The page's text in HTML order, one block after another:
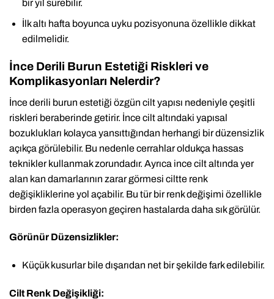
bir yıl sürebilir.
İlk altı hafta boyunca uyku pozisyonuna özellikle dikkat
edilmelidir.
İnce Derili Burun Estetiği Riskleri ve
Komplikasyonları Nelerdir?
İnce derili burun estetiği özgün cilt yapısı nedeniyle çeşitli
riskleri beraberinde getirir. İnce cilt altındaki yapısal
bozuklukları kolayca yansıttığından herhangi bir düzensizlik
açıkça görülebilir. Bu nedenle cerrahlar oldukça hassas
teknikler kullanmak zorundadır. Ayrıca ince cilt altında yer
alan kan damarlarının zarar görmesi ciltte renk
değişikliklerine yol açabilir. Bu tür bir renk değişimi özellikle
birden fazla operasyon geçiren hastalarda daha sık görülür.
Görünür Düzensizlikler:
Küçük kusurlar bile dışarıdan net bir şekilde fark edilebilir.
Cilt Renk Değişikliği: